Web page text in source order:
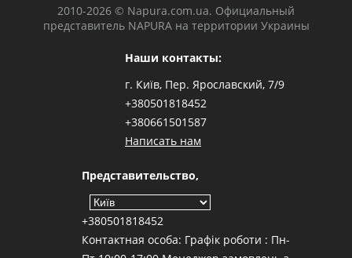
2010-2026 © Napura.com.ua. Официальный
представитель NAPURA на территории Украины
Наши контакты:
г. Київ, Пер. Ярославский, 7/9
+380501818452
+380661501587
Написать нам
Представительство,
+380501818452
Контактная особа: Графік роботи : Пн-